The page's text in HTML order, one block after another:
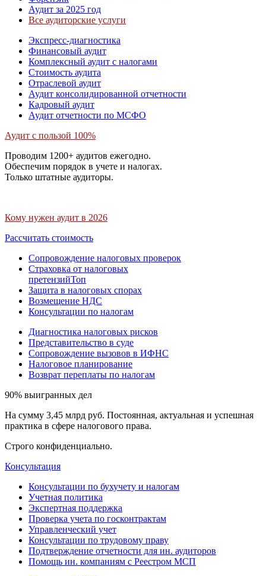
Аудит за 2025 год
Все аудиторские услуги
Экспресс-диагностика
Финансовый аудит
Комплексный аудит с налогами
Стоимость аудита
Отраслевой аудит
Аудит консолидированной отчетности
Кадровый аудит
Аудит отчетности по МСФО
Аудит с пользой 100%
Проводим 1200+ аудитов ежегодно.
Обеспечим порядок в учете и налогах.
Только штатные аудиторы.
Кому нужен аудит в 2026
Рассчитать стоимость
Сопровождение налоговых проверок
Страховка от налоговых
претензийТоп
Защита в налоговых спорах
Возмещение НДС
Консультации по налогам
Диагностика налоговых рисков
Представительство в суде
Сопровождение вызовов в ИФНС
Налоговое планирование
Возврат переплаты по налогам
90% выигранных дел
На сумму 3,45 млрд руб. Постоянная, актуальная и успешная
практика в сфере налогового права.
Строго конфиденциально.
Консультация
Консультации по бухучету и налогам
Учетная политика
Экспертная поддержка
Проверка учета по госконтрактам
Управленческий учет
Консультации по трудовому праву
Подтверждение отчетности для ин. аудиторов
Помощь ин. компаниям с Реестром МСП